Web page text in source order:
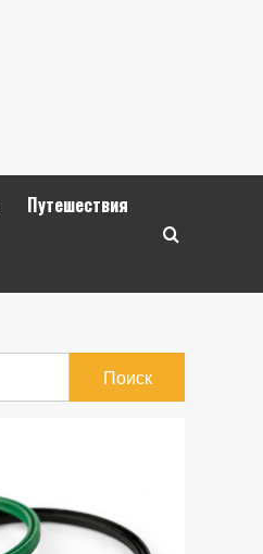
Путешествия